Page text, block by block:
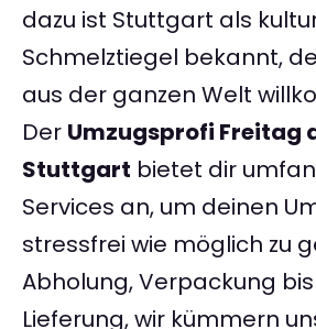
dazu ist Stuttgart als
Schmelztiegel bekannt,
aus der ganzen Welt
Der Umzugsprofi Freitag
Stuttgart bietet dir
Services an, um deinen
stressfrei wie möglich zu
Abholung, Verpackung
Lieferung, wir kümmern